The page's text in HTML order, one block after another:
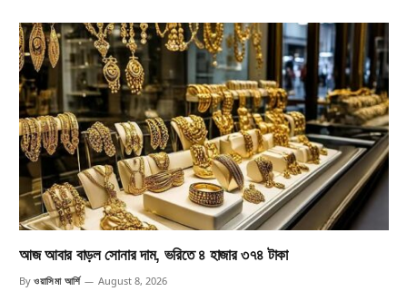
আজ আবার বাড়ল সোনার দাম, ভরিতে ৪ হাজার ৩৭৪ টাকা
By ওয়াসিমা আর্শি August 8, 2026